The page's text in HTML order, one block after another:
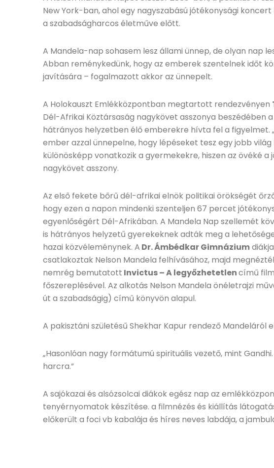
New York-ban, ahol egy nagyszabású jótékonysági
a szabadságharcos életműve előtt.
A Mandela-nap sohasem lesz állami ünnep, de olyan nap
Abban reménykedünk, hogy az emberek szentelnek időt
javítására – fogalmazott akkor az ünnepelt.
A Holokauszt Emlékközpontban megtartott rendezvényen
Dél-Afrikai Köztársaság nagykövet asszonya beszédében
hátrányos helyzetben élő emberekre hívta fel a figyelmet.
ember azzal ünnepelne, hogy lépéseket tesz egy jobb
különösképp vonatkozik a gyermekekre, hiszen az övéké a
nagykövet asszony.
Az első fekete bőrű dél-afrikai elnök politikai örökségét
hogy ezen a napon mindenki szenteljen 67 percet
egyenlőségért Dél-Afrikában. A Mandela Nap szellemét
is hátrányos helyzetű gyerekeknek adták meg a
hazai közvéleménynek. A Dr. Ámbédkar Gimnázium
csatlakoztak Nelson Mandela felhívásához, majd
nemrég bemutatott Invictus – A legyőzhetetlencímű
főszereplésével. Az alkotás Nelson Mandela önéletrajzi
út a szabadságig) című könyvön alapul.
A pakisztáni születésű Shekhar Kapur rendező Mandeláról
„Hasonlóan nagy formátumú spirituális vezető, mint
harcra.”
A sajókazai és alsózsolcai diákok egész nap az
tenyérnyomatok készítése. a filmnézés és kiállítás
előkerült a foci vb kabalája és híres neves labdája, a